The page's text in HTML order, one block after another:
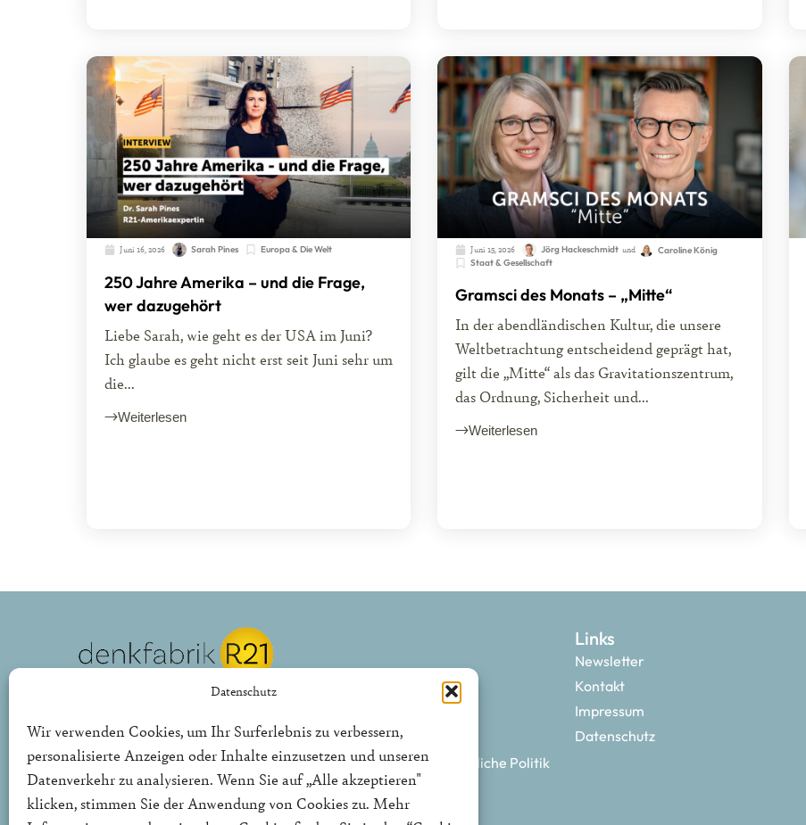
Datenschutz
Wir verwenden Cookies, um Ihr Surferlebnis zu verbessern,
personalisierte Anzeigen oder Inhalte einzusetzen und unseren
Datenverkehr zu analysieren. Wenn Sie auf „Alle akzeptieren"
klicken, stimmen Sie der Anwendung von Cookies zu. Mehr
Juni 16, 2026 Sarah Pines Europa & Die Welt
250 Jahre Amerika – und die Frage,
wer dazugehört
Liebe Sarah, wie geht es der USA im Juni?
Ich glaube es geht nicht erst seit Juni sehr um
die...
Weiterlesen
Juni 15, 2026 Jörg Hackeschmidt und
Caroline König
Staat & Gesellschaft
Gramsci des Monats – „Mitte“
In der abendländischen Kultur, die unsere
Weltbetrachtung entscheidend geprägt hat,
gilt die „Mitte“ als das Gravitationszentrum,
das Ordnung, Sicherheit und...
Weiterlesen
Die Denkfabrik R21 ist ein politischer Thinktank für neue bürgerliche Politik
in Deutschland und Europa.
Links
Newsletter
Kontakt
Impressum
Datenschutz